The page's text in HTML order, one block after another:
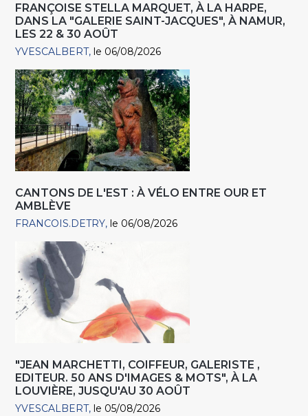
FRANÇOISE STELLA MARQUET, À LA HARPE,
DANS LA "GALERIE SAINT-JACQUES", À NAMUR,
LES 22 & 30 AOÛT
YVESCALBERT le 06/08/2026
CANTONS DE L'EST : À VÉLO ENTRE OUR ET
AMBLÈVE
FRANCOIS.DETRY le 06/08/2026
"JEAN MARCHETTI, COIFFEUR, GALERISTE ,
EDITEUR. 50 ANS D'IMAGES & MOTS", À LA
LOUVIÈRE, JUSQU'AU 30 AOÛT
YVESCALBERT le 05/08/2026